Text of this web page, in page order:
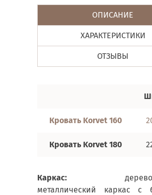
ОПИСАНИЕ
ХАРАКТЕРИСТИКИ
ОТЗЫВЫ
Кровать Korvet 160
Кровать Korvet 180
Каркас:
металлический каркас с